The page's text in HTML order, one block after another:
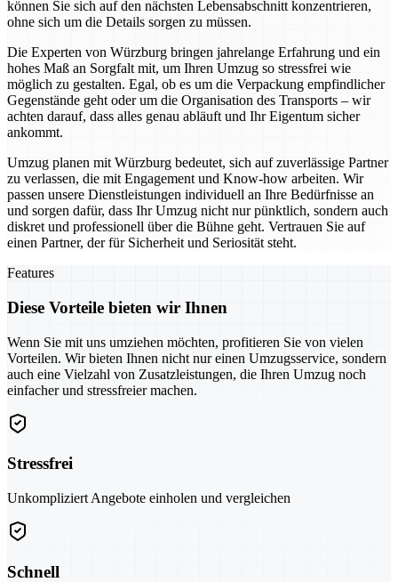
können Sie sich auf den nächsten Lebensabschnitt konzentrieren,
ohne sich um die Details sorgen zu müssen.
Die Experten von Würzburg bringen jahrelange Erfahrung und ein
hohes Maß an Sorgfalt mit, um Ihren Umzug so stressfrei wie
möglich zu gestalten. Egal, ob es um die Verpackung empfindlicher
Gegenstände geht oder um die Organisation des Transports – wir
achten darauf, dass alles genau abläuft und Ihr Eigentum sicher
ankommt.
Umzug planen mit Würzburg bedeutet, sich auf zuverlässige Partner
zu verlassen, die mit Engagement und Know-how arbeiten. Wir
passen unsere Dienstleistungen individuell an Ihre Bedürfnisse an
und sorgen dafür, dass Ihr Umzug nicht nur pünktlich, sondern auch
diskret und professionell über die Bühne geht. Vertrauen Sie auf
einen Partner, der für Sicherheit und Seriosität steht.
Features
Diese Vorteile bieten wir Ihnen
Wenn Sie mit uns umziehen möchten, profitieren Sie von vielen
Vorteilen. Wir bieten Ihnen nicht nur einen Umzugsservice, sondern
auch eine Vielzahl von Zusatzleistungen, die Ihren Umzug noch
einfacher und stressfreier machen.
Stressfrei
Unkompliziert Angebote einholen und vergleichen
Schnell